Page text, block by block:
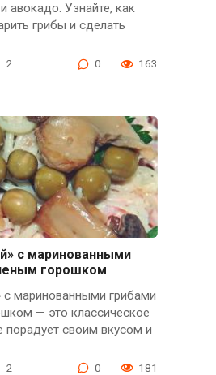
авокадо. Узнайте, как
грибы и сделать
2 0 163
с маринованными
горошком
с маринованными грибами
— это классическое
своим вкусом и
2 0 181